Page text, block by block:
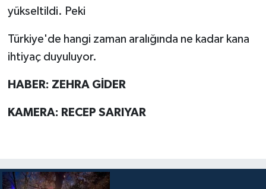
yükseltildi. Peki
Türkiye'de hangi zaman aralığında ne kadar kana
ihtiyaç duyuluyor.
HABER: ZEHRA GİDER
KAMERA: RECEP SARIYAR